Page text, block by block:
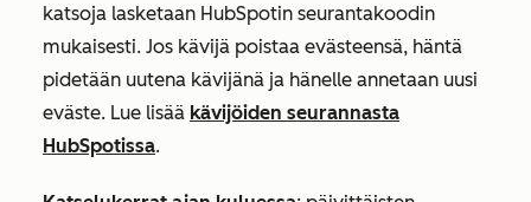
katsoja lasketaan HubSpotin seurantakoodin
mukaisesti. Jos kävijä poistaa evästeensä, häntä
pidetään uutena kävijänä ja hänelle annetaan uusi
eväste. Lue lisää kävijöiden seurannasta
HubSpotissa.